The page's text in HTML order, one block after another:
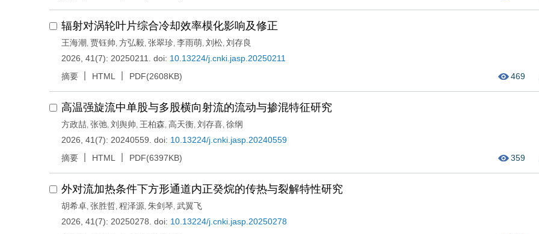
辐射对涡轮叶片综合冷却效率模化影响及修正
王海潮, 贾钰帅, 方弘毅, 张翠珍, 李雨萌, 刘松, 刘存良
2026, 41(7): 20250211.
doi: 10.13224/j.cnki.jasp.20250211
摘要
HTML PDF(2608KB) 469
高温强旋流中单股与多股横向射流的流动与掺混特征研究
方政喆, 张弛, 刘舆帅, 王柏森, 高天衡, 刘存喜, 徐纲
2026, 41(7): 20240559. doi: 10.13224/j.cnki.jasp.20240559
摘要
HTML PDF(6397KB) 359
外对流加热条件下方形通道内正癸烷的传热与裂解特性研究
胡希卓, 张胜哲, 程泽源, 朱剑琴, 武翼飞
2026, 41(7): 20250278. doi: 10.13224/j.cnki.jasp.20250278